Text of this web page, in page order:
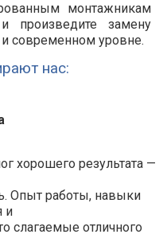
монтажникам
произведите замену
и современном уровне.
нас:
хорошего результата —
Опыт работы, навыки
и
слагаемые отличного